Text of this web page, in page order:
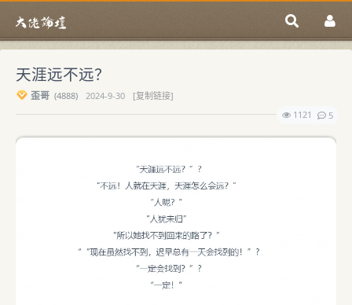
天涯远不远？
歪哥 (4888) 2024-9-30
[复制链接]
1121
5